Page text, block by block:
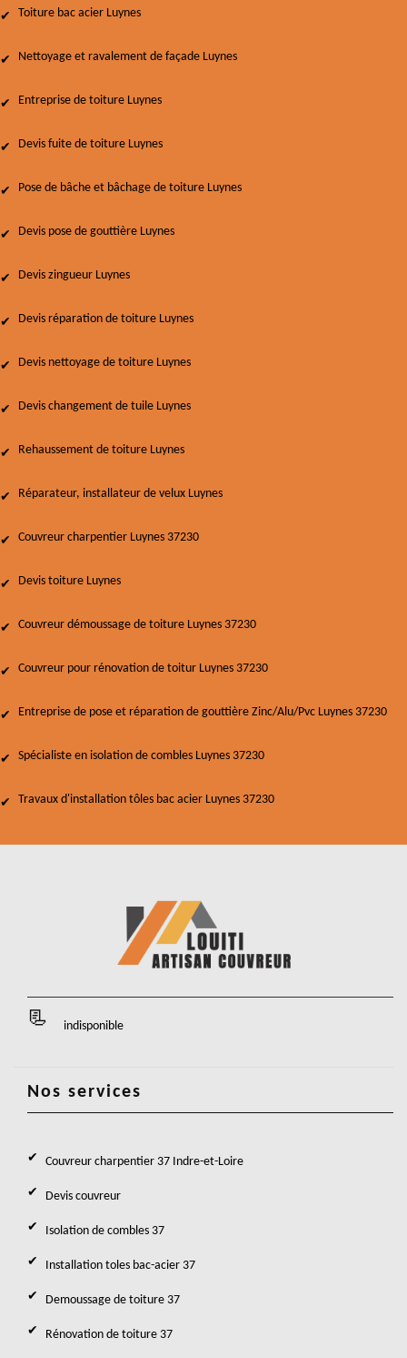
Toiture bac acier Luynes
Nettoyage et ravalement de façade Luynes
Entreprise de toiture Luynes
Devis fuite de toiture Luynes
Pose de bâche et bâchage de toiture Luynes
Devis pose de gouttière Luynes
Devis zingueur Luynes
Devis réparation de toiture Luynes
Devis nettoyage de toiture Luynes
Devis changement de tuile Luynes
Rehaussement de toiture Luynes
Réparateur, installateur de velux Luynes
Couvreur charpentier Luynes 37230
Devis toiture Luynes
Couvreur démoussage de toiture Luynes 37230
Couvreur pour rénovation de toitur Luynes 37230
Entreprise de pose et réparation de gouttière Zinc/Alu/Pvc Luynes 37230
Spécialiste en isolation de combles Luynes 37230
Travaux d'installation tôles bac acier Luynes 37230
indisponible
Nos services
Couvreur charpentier 37 Indre-et-Loire
Devis couvreur
Isolation de combles 37
Installation toles bac-acier 37
Demoussage de toiture 37
Rénovation de toiture 37